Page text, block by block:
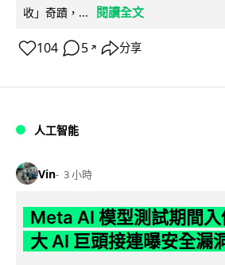
收」奇蹟，...
閱讀全文
104 5 ↗ 分享
人工智能
Vin 3 小時
Meta AI 模型測試期間
大 AI 巨頭接連曝安全漏